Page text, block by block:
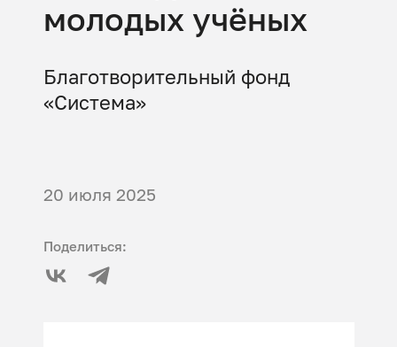
молодых учёных
Благотворительный фонд
«Система»
20 июля 2025
Поделиться: